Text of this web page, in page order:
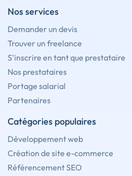
Nos services
Demander un devis
Trouver un freelance
S'inscrire en tant que prestataire
Nos prestataires
Portage salarial
Partenaires
Catégories populaires
Développement web
Création de site e-commerce
Référencement SEO